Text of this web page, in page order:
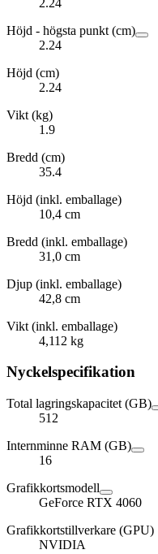
Höjd - högsta punkt (cm)
2.24
Höjd (cm)
2.24
Vikt (kg)
1.9
Bredd (cm)
35.4
Höjd (inkl. emballage)
10,4 cm
Bredd (inkl. emballage)
31,0 cm
Djup (inkl. emballage)
42,8 cm
Vikt (inkl. emballage)
4,112 kg
Nyckelspecifikation
Total lagringskapacitet (GB)
512
Internminne RAM (GB)
16
Grafikkortsmodell
GeForce RTX 4060
Grafikkortstillverkare (GPU)
NVIDIA